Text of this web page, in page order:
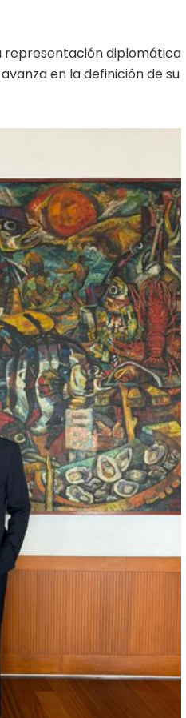
representación diplomática
en la definición de su